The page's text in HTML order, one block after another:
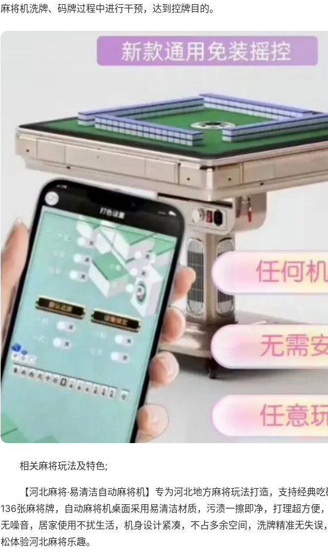
麻将机洗牌、码牌过程中进行干预，达到控牌目的。
相关麻将玩法及特色;
【河北麻将·易清洁自动麻将机】专为河北地方麻将玩法打造，支持经典
136张麻将牌，自动麻将机桌面采用易清洁材质，污渍一擦即净，打理超方便
无噪音，居家使用不扰生活，机身设计紧凑，不占多余空间，洗牌精准无失误
松体验河北麻将乐趣。